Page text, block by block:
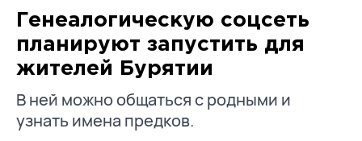
Генеалогическую соцсеть
планируют запустить для
жителей Бурятии
В ней можно общаться с родными и
узнать имена предков.